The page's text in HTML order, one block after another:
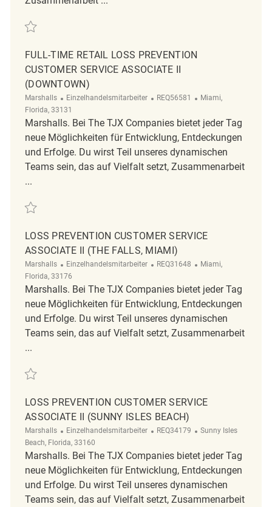
Retten Loss Prevention Customer Service Associate ll REQ109167
FULL-TIME RETAIL LOSS PREVENTION
CUSTOMER SERVICE ASSOCIATE II
(DOWNTOWN)
Marshalls Kategorie
Einzelhandelsmitarbeiter ReqId
REQ56581 Ort
Miami,
Florida, 33131
Marshalls. Bei The TJX Companies bietet jeder Tag
neue Möglichkeiten für Entwicklung, Entdeckungen
und Erfolge. Du wirst Teil unseres dynamischen
Teams sein, das auf Vielfalt setzt, Zusammenarbeit
...
Retten Full-Time Retail Loss Prevention Customer Service Associate II
LOSS PREVENTION CUSTOMER SERVICE
ASSOCIATE II (THE FALLS, MIAMI)
Marshalls Kategorie
Einzelhandelsmitarbeiter ReqId
REQ31648 Ort
Miami,
Florida, 33176
Marshalls. Bei The TJX Companies bietet jeder Tag
neue Möglichkeiten für Entwicklung, Entdeckungen
und Erfolge. Du wirst Teil unseres dynamischen
Teams sein, das auf Vielfalt setzt, Zusammenarbeit
...
Retten Loss Prevention Customer Service Associate II (The Falls, Miami)
LOSS PREVENTION CUSTOMER SERVICE
ASSOCIATE II (SUNNY ISLES BEACH)
Marshalls Kategorie
Einzelhandelsmitarbeiter ReqId
REQ34179 Ort
Sunny Isles
Beach, Florida, 33160
Marshalls. Bei The TJX Companies bietet jeder Tag
neue Möglichkeiten für Entwicklung, Entdeckungen
und Erfolge. Du wirst Teil unseres dynamischen
Teams sein, das auf Vielfalt setzt, Zusammenarbeit